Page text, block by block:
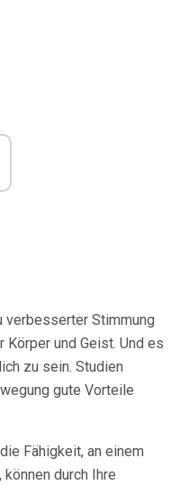
Stimmung
und Geist. Und es
zu sein. Studien
gute Vorteile
Fähigkeit, an einem
durch Ihre